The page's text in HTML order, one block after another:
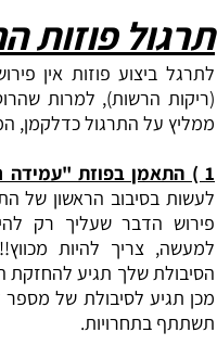
תרגול פוזות
‏לתרגל ביצוע פוזות אין
(ריקות הרשות), למרות
ממליץ על התרגול כדלקמן,
1 ‏) התאמן בפוזת "עמידה נינוחה'
לעשות בסיבוב הראשון של
פירוש הדבר שעליך רק
למעשה, צריך להיות
מכן תגיע לסיבולת של
תשתתף בתחרויות.